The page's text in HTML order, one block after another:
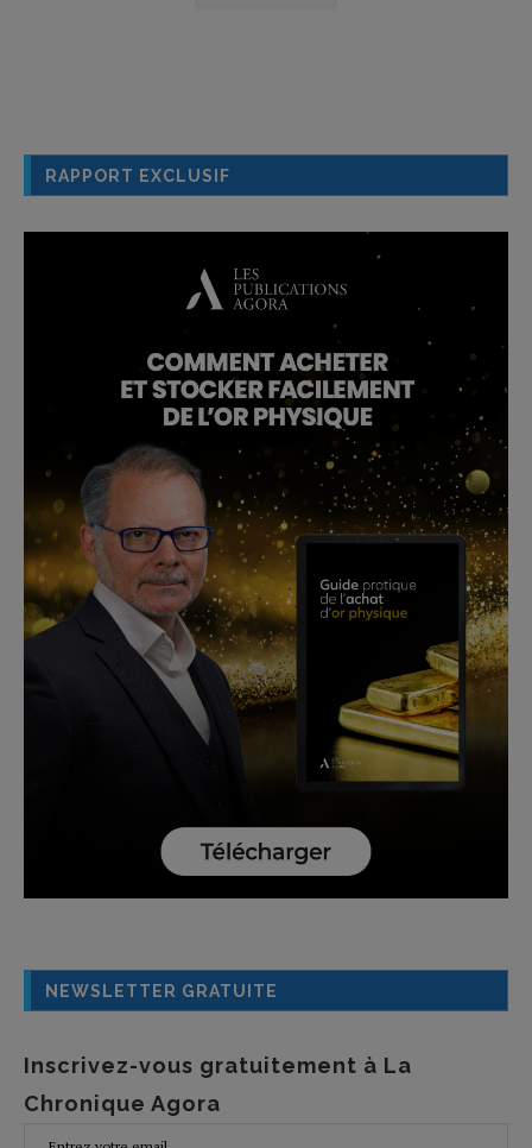
RAPPORT EXCLUSIF
NEWSLETTER GRATUITE
Inscrivez-vous gratuitement à La
Chronique Agora